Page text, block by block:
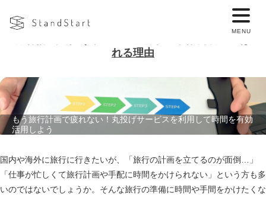
れる理由
もう旅行計画で疲れない！丸投げサービスを利用して時間を有効
活用しよう
国内や海外に旅行に行きたいが、「旅行の計画を立てるのが面倒…」
「仕事が忙しくて旅行計画や手配に時間をかけられない」という方も多
いのではないでしょうか。そんな旅行の準備に時間や手間をかけたくな